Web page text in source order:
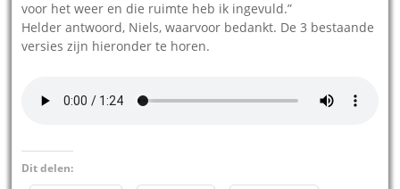
voor het weer en die ruimte heb ik ingevuld.”
Helder antwoord, Niels, waarvoor bedankt. De 3 bestaande
versies zijn hieronder te horen.
Dit delen: